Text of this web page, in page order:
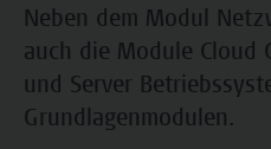
Neben dem Modul
auch die Module Cloud
und Server
Grundlagenmodulen.